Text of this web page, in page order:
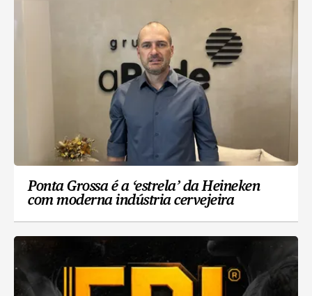
Ponta Grossa é a ‘estrela’ da Heineken
com moderna indústria cervejeira